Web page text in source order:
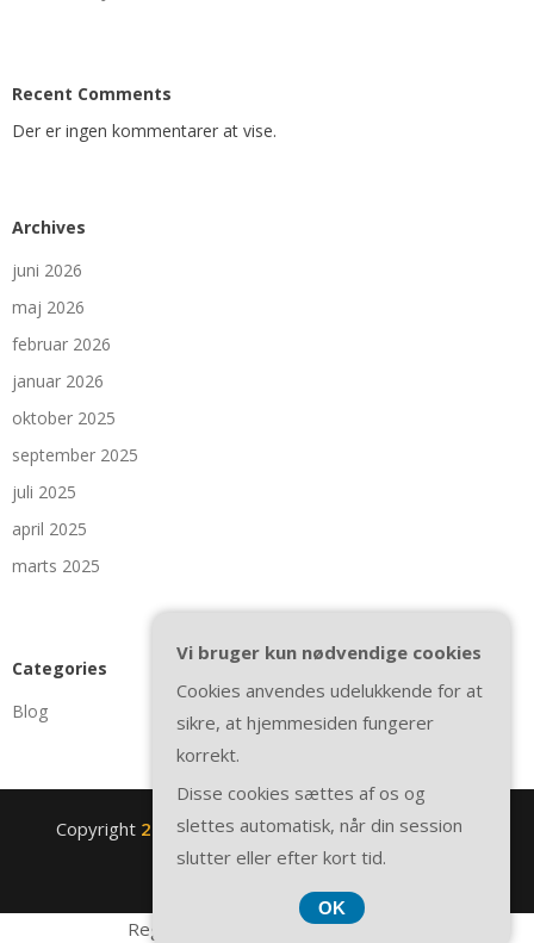
Recent Comments
Der er ingen kommentarer at vise.
Archives
juni 2026
maj 2026
februar 2026
januar 2026
oktober 2025
september 2025
juli 2025
april 2025
marts 2025
Categories
Blog
Copyright 2nite.se. All rights reserved.| Theme by
SuperbThemes
Registreringsnummer 374 077 39
Vi bruger kun nødvendige cookies
Cookies anvendes udelukkende for at
sikre, at hjemmesiden fungerer
korrekt.
Disse cookies sættes af os og
slettes automatisk, når din session
slutter eller efter kort tid.
OK